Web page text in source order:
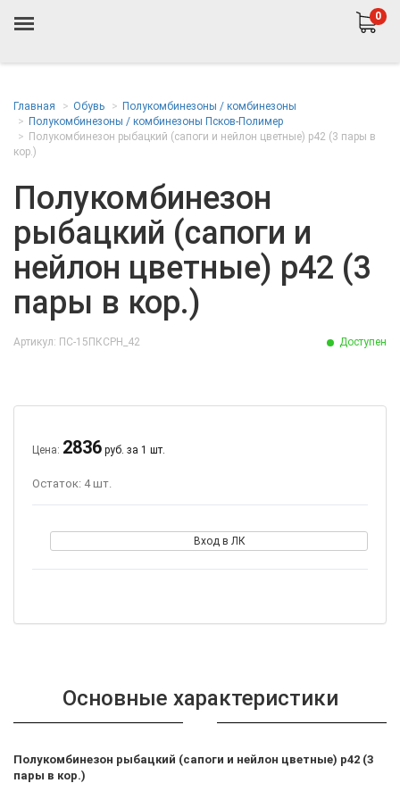
0
Главная Обувь
Полукомбинезоны / комбинезоны
Полукомбинезоны / комбинезоны Псков-Полимер
Полукомбинезон рыбацкий (сапоги и нейлон цветные) р42 (3 пары в
кор.)
Полукомбинезон
рыбацкий (сапоги и
нейлон цветные) р42 (3
пары в кор.)
Артикул: ПС-15ПКСРН_42 Доступен
Цена: 2836 руб. за 1 шт.
Остаток: 4 шт.
Вход в ЛК
Основные характеристики
Полукомбинезон рыбацкий (сапоги и нейлон цветные) р42 (3
пары в кор.)